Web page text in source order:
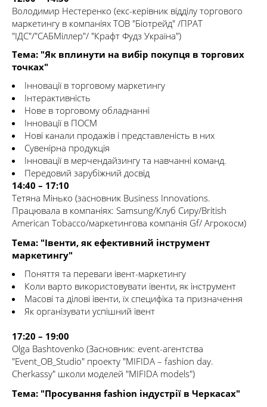
Володимир Нестеренко (екс-керівник відділу торгового
маркетингу в компаніях ТОВ "Біотрейд" /ПРАТ
"ІДС"/"САБМіллер"/ "Крафт Фудз Україна")
Тема: "Як вплинути на вибір покупця в торгових
точках"
Інновації в торговому маркетингу
Інтерактивність
Нове в торговому обладнанні
Інновації в ПОСМ
Нові канали продажів і представленість в них
Сувенірна продукція
Інновації в мерчендайзингу та навчанні команд.
Передовий зарубіжний досвід
14:40 – 17:10
Тетяна Мінько (засновник Business Innovations.
Працювала в компаніях: Samsung/Клуб Сиру/British
American Tobacco/маркетингова компанія Gf/ Агрокосм)
Тема: "Івенти, як ефективний інструмент
маркетингу"
Поняття та переваги івент-маркетингу
Коли варто використовувати івенти, як інструмент
Масові та ділові івенти, їх специфіка та призначення
Як організувати успішний івент
17:20 – 19:00
Olga Bashtovenko (Засновник: event-агентства
"Event_OB_Studio" проекту "MIFIDA – fashion day.
Cherkassy" школи моделей "MIFIDA models")
Тема: "Просування fashion індустрії в Черкасах"